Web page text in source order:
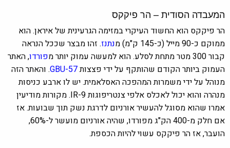
המעבדה הסודית – הר פיקקס
הר פיקקס הוא החשוד העיקרי במזימה הגרעינית של איראן. הוא
ממוקם כ-90 מייל (כ-145 ק"מ) מ
נתנז. זהו מבצר שככל הנראה
קבור 300 מטר מתחת לסלע. הוא למעשה עמוק יותר מ
פורדו, האתר
העמוק ביותר הקודם שהותקף על ידי פצצותGBU-57. והאתר הזה
מנוהל על ידי משמרות המהפכה האסלאמית. יש לו ארבע כניסות
מנהרה והוא יכול לאכלס אלפי צנטריפוגות IR-9. מקורות מודיעין
אמרו שהוא מסוגל להעשיר אורניום לדרגת נשק תוך שבועות. אז
אם חלק מ-400 הק"ג מפורדו, שהיה אורניום מועשר ל-60%,
הועבר, אז הר פיקקס עשוי להיות הכספת.